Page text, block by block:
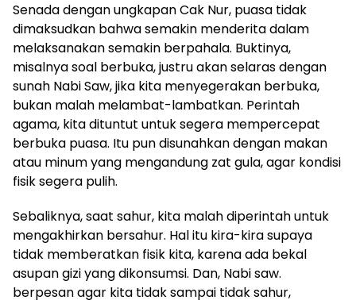
Senada dengan ungkapan Cak Nur, puasa tidak
dimaksudkan bahwa semakin menderita dalam
melaksanakan semakin berpahala. Buktinya,
misalnya soal berbuka, justru akan selaras dengan
sunah Nabi Saw, jika kita menyegerakan berbuka,
bukan malah melambat-lambatkan. Perintah
agama, kita dituntut untuk segera mempercepat
berbuka puasa. Itu pun disunahkan dengan makan
atau minum yang mengandung zat gula, agar kondisi
fisik segera pulih.
Sebaliknya, saat sahur, kita malah diperintah untuk
mengakhirkan bersahur. Hal itu kira-kira supaya
tidak memberatkan fisik kita, karena ada bekal
asupan gizi yang dikonsumsi. Dan, Nabi saw.
berpesan agar kita tidak sampai tidak sahur,